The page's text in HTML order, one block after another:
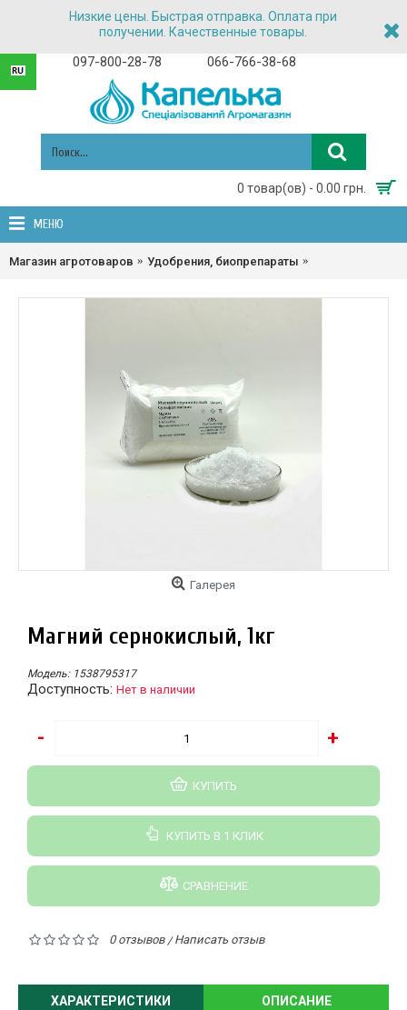
Низкие цены. Быстрая отправка. Оплата при
получении. Качественные товары.
097-800-28-78 066-766-38-68
0 товар(ов) - 0.00 грн.
МЕНЮ
Магазин агротоваров Удобрения, биопрепараты
Галерея
Магний сернокислый, 1кг
Модель: 1538795317
Доступность: Нет в наличии
- +
КУПИТЬ
КУПИТЬ В 1 КЛИК
СРАВНЕНИЕ
0 отзывов/Написать отзыв
ХАРАКТЕРИСТИКИ ОПИСАНИЕ